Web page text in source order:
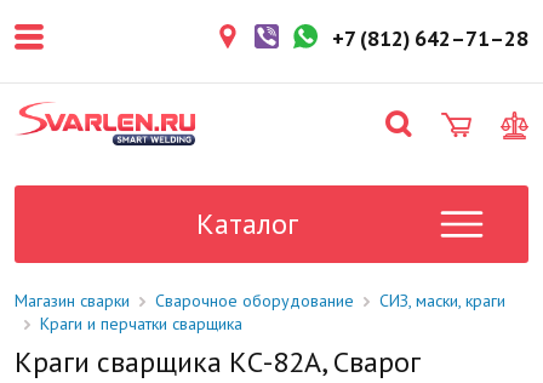
более 3 рабочих дней.
поставки в магазин: 1-2 рабочих
дня.
Данный товар отсутствует на
уточните у менеджера.
+7 (812) 642–71–28
Каталог
Магазин сварки Сварочное оборудование
СИЗ, маски, краги
Краги и перчатки сварщика
Краги сварщика КС-82А, Сварог